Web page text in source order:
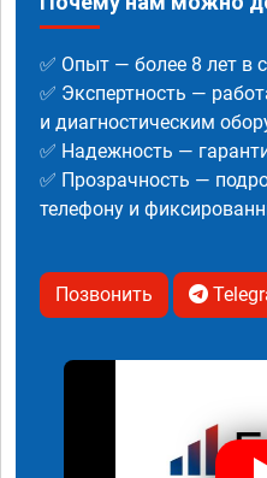
✅ Опыт — более 8 лет в
✅ Экспертность —
и диагностическим
✅ Надежность —
✅ Прозрачность —
телефону и
Позвонить